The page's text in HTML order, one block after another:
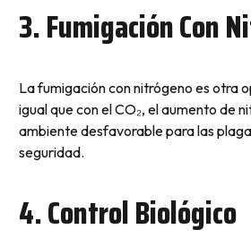
3. Fumigación Con
La fumigación con nitrógeno es otra
igual que con el CO₂, el aumento de
ambiente desfavorable para las
seguridad.
4. Control Biológico